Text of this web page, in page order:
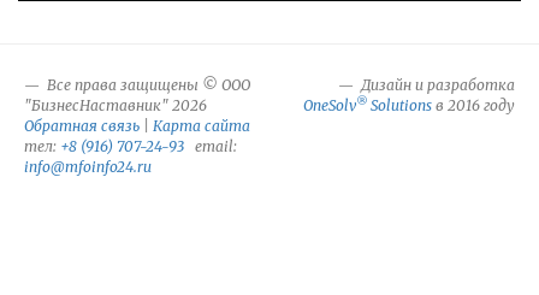
Все права защищены © ООО
"БизнесНаставник" 2026
Обратная связь
Карта сайта
тел: +8 (916) 707-24-93 email:
info@mfoinfo24.ru
Дизайн и разработка
OneSolv® Solutions в 2016 году